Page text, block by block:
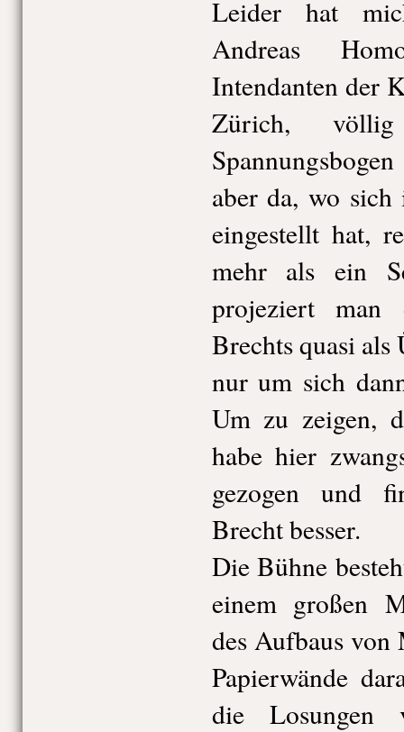
Leider hat
Andreas
Intendanten der
Zürich,
aber da, wo sich
eingestellt hat,
mehr als ein
projeziert man
Brechts quasi
nur um sich
Um zu zeigen,
habe hier
gezogen und
Brecht besser.
Die Bühne
einem großen
des Aufbaus von
Papierwände
die Losungen